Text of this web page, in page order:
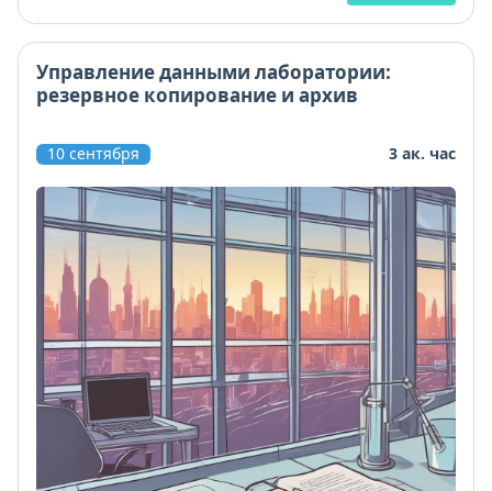
Управление данными лаборатории:
резервное копирование и архив
10 сентября 3 ак. час